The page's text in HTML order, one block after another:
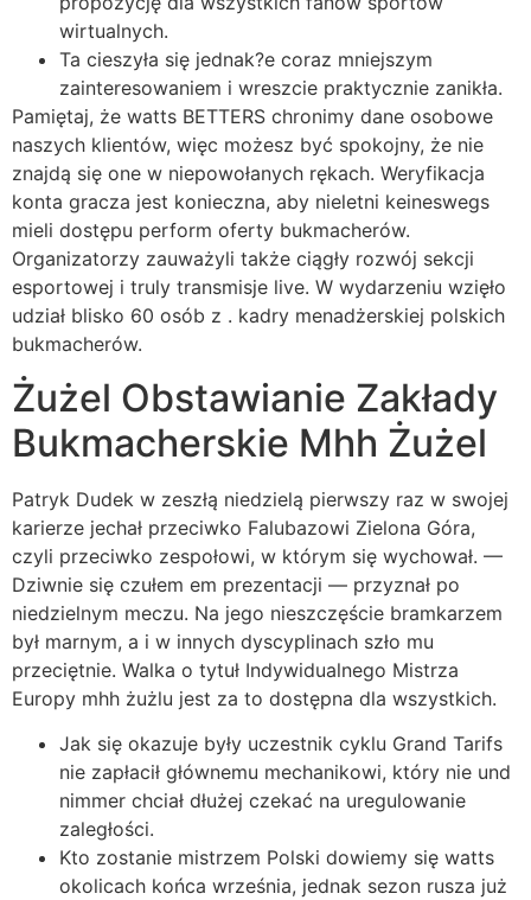
wirtualnych.
Ta cieszyła się jednak?e coraz mniejszym
zainteresowaniem i wreszcie praktycznie zanikła.
Pamiętaj, że watts BETTERS chronimy dane osobowe
naszych klientów, więc możesz być spokojny, że nie
znajdą się one w niepowołanych rękach. Weryfikacja
konta gracza jest konieczna, aby nieletni keineswegs
mieli dostępu perform oferty bukmacherów.
Organizatorzy zauważyli także ciągły rozwój sekcji
esportowej i truly transmisje live. W wydarzeniu wzięło
udział blisko 60 osób z . kadry menadżerskiej polskich
bukmacherów.
Żużel Obstawianie Zakłady
Bukmacherskie Mhh Żużel
Patryk Dudek w zeszłą niedzielą pierwszy raz w swojej
karierze jechał przeciwko Falubazowi Zielona Góra,
czyli przeciwko zespołowi, w którym się wychował. —
Dziwnie się czułem em prezentacji — przyznał po
niedzielnym meczu. Na jego nieszczęście bramkarzem
był marnym, a i w innych dyscyplinach szło mu
przeciętnie. Walka o tytuł Indywidualnego Mistrza
Europy mhh żużlu jest za to dostępna dla wszystkich.
Jak się okazuje były uczestnik cyklu Grand Tarifs
nie zapłacił głównemu mechanikowi, który nie und
nimmer chciał dłużej czekać na uregulowanie
zaległości.
Kto zostanie mistrzem Polski dowiemy się watts
okolicach końca września, jednak sezon rusza już